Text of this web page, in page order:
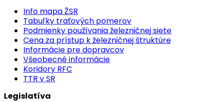
Info mapa ŽSR
Tabuľky traťových pomerov
Podmienky používania železničnej siete
Cena za prístup k železničnej štruktúre
Informácie pre dopravcov
Všeobecné informácie
Koridory RFC
TTR v SR
Legislatíva